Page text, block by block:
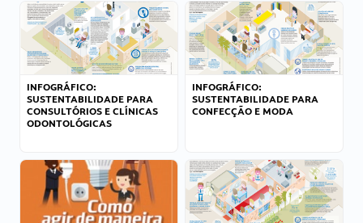
INFOGRÁFICO:
SUSTENTABILIDADE PARA
CONSULTÓRIOS E CLÍNICAS
ODONTOLÓGICAS
INFOGRÁFICO:
SUSTENTABILIDADE PARA
CONFECÇÃO E MODA